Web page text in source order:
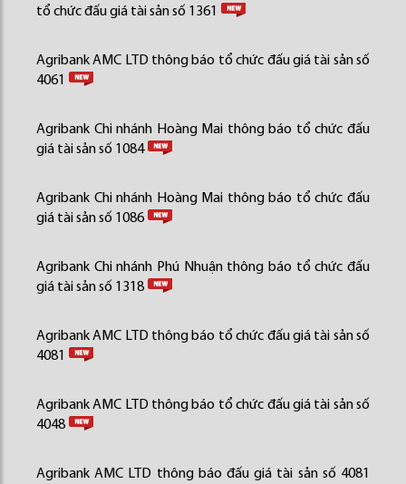
tổ chức đấu giá tài sản số 1361
Agribank AMC LTD thông báo tổ chức đấu giá tài sản số
4061
Agribank Chi nhánh Hoàng Mai thông báo tổ chức đấu
giá tài sản số 1084
Agribank Chi nhánh Hoàng Mai thông báo tổ chức đấu
giá tài sản số 1086
Agribank Chi nhánh Phú Nhuận thông báo tổ chức đấu
giá tài sản số 1318
Agribank AMC LTD thông báo tổ chức đấu giá tài sản số
4081
Agribank AMC LTD thông báo tổ chức đấu giá tài sản số
4048
Agribank AMC LTD thông báo đấu giá tài sản số 4081